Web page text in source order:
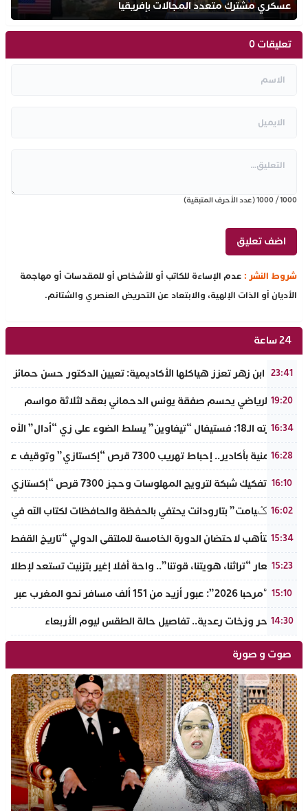
عسكري مشترك متعدد المجالات بإفريقيا
تعليقات 0
1000
/
1000(عدد الأحرف المتبقية)
شروط النشر : عدم الإساءة للكاتب أو للأشخاص أو للمقدسات أو مهاجمة
الأديان أو الذات الإلهية، والابتعاد عن التحريض العنصري والشتائم.
24 ساعة
23:41
جامعة ابن زهر تعزز هياكلها الأكاديمية: تعيين الدكتور حسن حمائز
19:20
الرجاء الرياضي يحسم صفقة يونس الدحماني بعقد لثلاثة مواسم
16:34
في دورته الـ18: فستيفال “تيفاوين” يسلط الضوء على زي “أدال” الأمازيغي ويكرم رائدات التطريز والتصميم بالـأطلس الصغير
16:28
ضربة أمنية بأكادير.. إحباط تهريب 7300 قرص “إكستازي” وتوقيف عنصرين من ذوي السوابق
16:10
أكادير: تفكيك شبكة لترويج المهلوسات وحجز 7300 قرص “إكستازي” بين يت ملول والدشيرة
16:02
دوار “تݣيامت” بتارودانت يحتفي بالحفظة والحافظات لكتاب الله في
15:34
أكادير تتأهب لاحتضان الدورة الخامسة للملتقى الدولي “تاريخ
15:23
تحت شعار “تراثنا، هويتنا، قوتنا”.. واحة أفلا إغير بتزنيت تستعد
15:10
عملية “مرحبا 2026”: عبور أزيد من 151 ألف مسافر نحو المغرب عبر مينائي الجزيرة الخضراء وطريفة خلال 4 أيام
14:30
موجة حر وزخات رعدية.. تفاصيل حالة الطقس ليوم الأربعاء
صوت و صورة